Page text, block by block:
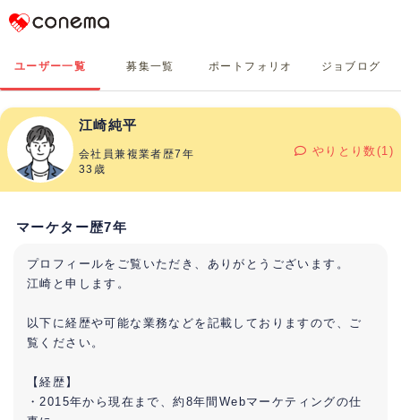
Conema
ユーザー一覧 募集一覧 ポートフォリオ ジョブログ
江崎純平
会社員兼複業者歴7年
33歳
やりとり数(1)
マーケター歴7年
プロフィールをご覧いただき、ありがとうございます。
江崎と申します。
以下に経歴や可能な業務などを記載しておりますので、ご
覧ください。
【経歴】
・2015年から現在まで、約8年間Webマーケティングの仕